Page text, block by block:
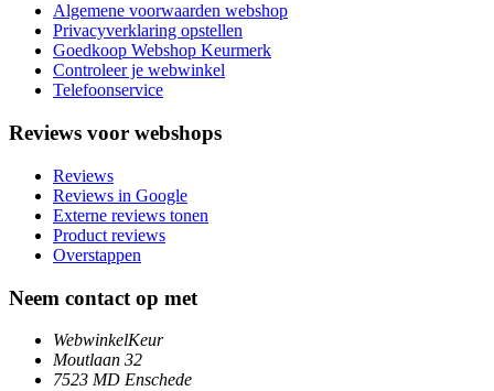
Algemene voorwaarden webshop
Privacyverklaring opstellen
Goedkoop Webshop Keurmerk
Controleer je webwinkel
Telefoonservice
Reviews voor webshops
Reviews
Reviews in Google
Externe reviews tonen
Product reviews
Overstappen
Neem contact op met
WebwinkelKeur
Moutlaan 32
7523 MD Enschede